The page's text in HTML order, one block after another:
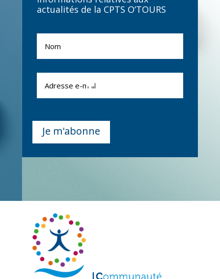
actualités de la CPTS O’TOURS
Je m'abonne